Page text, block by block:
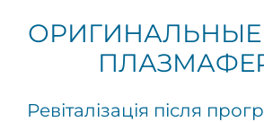
ОРИГИНАЛЬНЫЕ
Ревіталізація після